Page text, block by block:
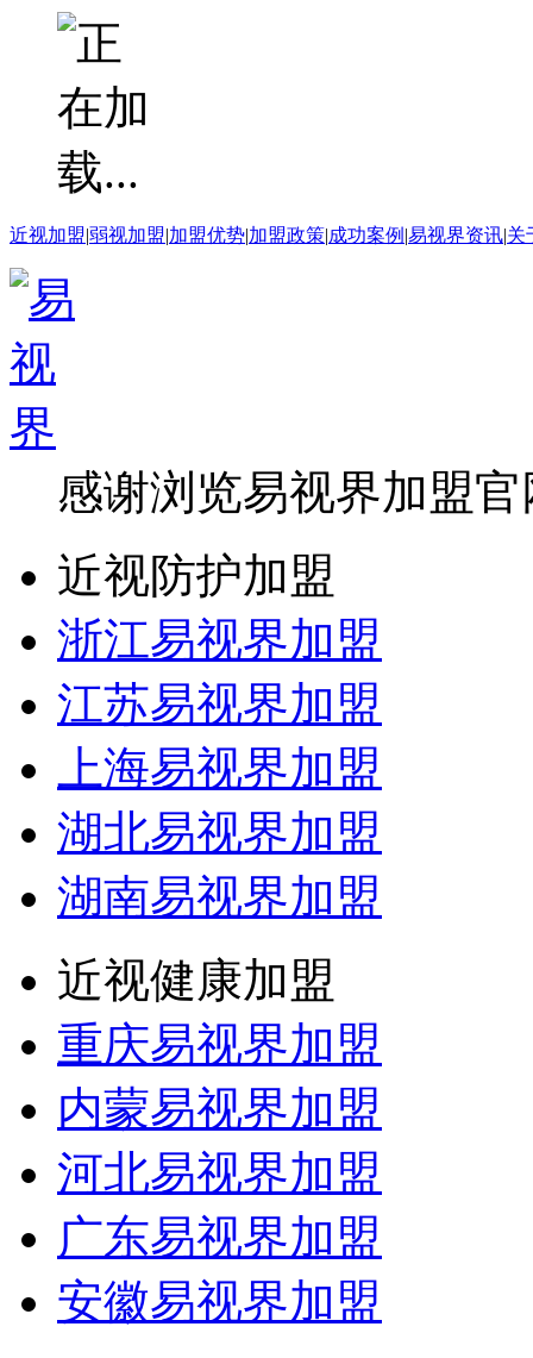
近视加盟|弱视加盟|加盟优势|加盟政策|成功案例 |易视界资讯|关
感谢浏览易视界加盟官
近视防护加盟
浙江易视界加盟
江苏易视界加盟
上海易视界加盟
湖北易视界加盟
湖南易视界加盟
近视健康加盟
重庆易视界加盟
内蒙易视界加盟
河北易视界加盟
广东易视界加盟
安徽易视界加盟